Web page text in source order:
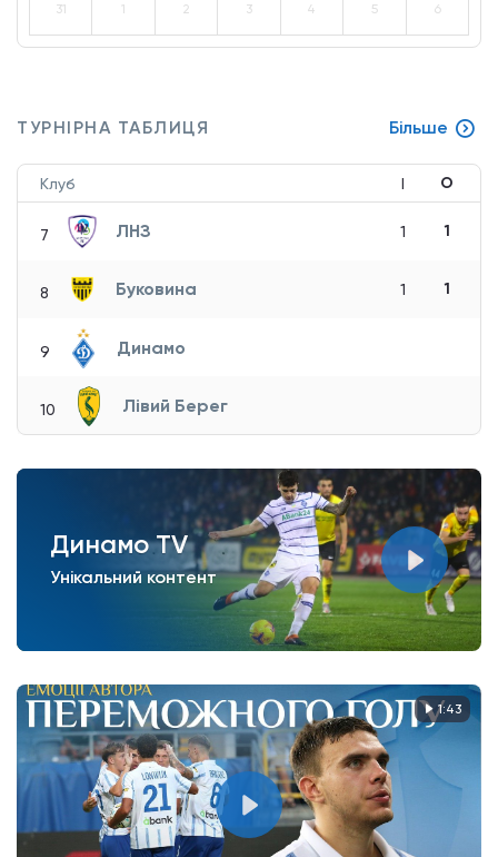
31 1 2 3 4 5 6
ТУРНІРНА ТАБЛИЦЯ Більше
Клуб І О
7 ЛНЗ 1 1
8 Буковина 1 1
9 Динамо
10 Лівий Берег
Динамо TV
Унікальний контент
1:43